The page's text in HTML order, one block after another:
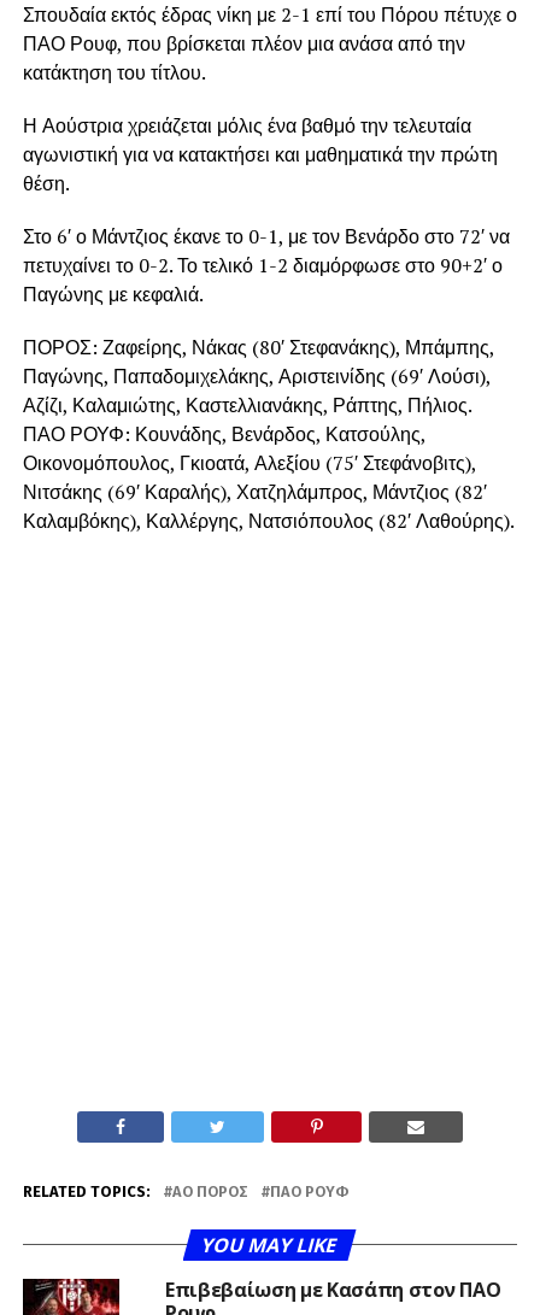
Σπουδαία εκτός έδρας νίκη με 2-1 επί του Πόρου πέτυχε ο
ΠΑΟ Ρουφ, που βρίσκεται πλέον μια ανάσα από την
κατάκτηση του τίτλου.
Η Αούστρια χρειάζεται μόλις ένα βαθμό την τελευταία
αγωνιστική για να κατακτήσει και μαθηματικά την πρώτη
θέση.
Στο 6′ ο Μάντζιος έκανε το 0-1, με τον Βενάρδο στο 72′ να
πετυχαίνει το 0-2. Το τελικό 1-2 διαμόρφωσε στο 90+2′ ο
Παγώνης με κεφαλιά.
ΠΟΡΟΣ: Ζαφείρης, Νάκας (80′ Στεφανάκης), Μπάμπης,
Παγώνης, Παπαδομιχελάκης, Αριστεινίδης (69′ Λούσι),
Αζίζι, Καλαμιώτης, Καστελλιανάκης, Ράπτης, Πήλιος.
ΠΑΟ ΡΟΥΦ: Κουνάδης, Βενάρδος, Κατσούλης,
Οικονομόπουλος, Γκιοατά, Αλεξίου (75′ Στεφάνοβιτς),
Νιτσάκης (69′ Καραλής), Χατζηλάμπρος, Μάντζιος (82′
Καλαμβόκης), Καλλέργης, Νατσιόπουλος (82′ Λαθούρης).
RELATED TOPICS: ΑΟ ΠΌΡΟΣ ΠΑΟ ΡΟΥΦ
YOU MAY LIKE
Επιβεβαίωση με Κασάπη στον ΠΑΟ